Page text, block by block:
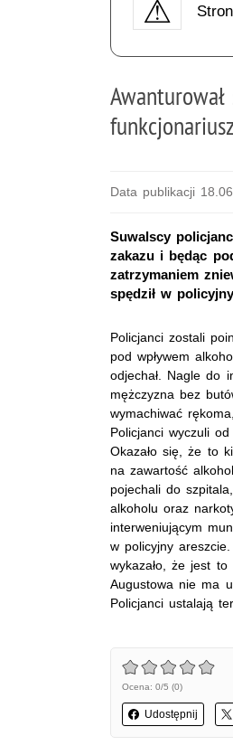
Data publikacji
Suwalscy
zakazu i będąc
zatrzymaniem
spędził w
Policjanci zostali
pod wpływem
odjechał. Nagle do
mężczyzna bez
wymachiwać
Policjanci wyczuli
Okazało się, że to
na zawartość
pojechali do
alkoholu oraz
interweniującym
w policyjny
wykazało, że jest
Augustowa nie ma
Policjanci ustalają
Ocena: 0/5 (0)
Udostępnij